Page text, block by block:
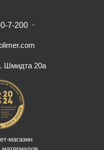
7-200
Шмидта 20а
магазин